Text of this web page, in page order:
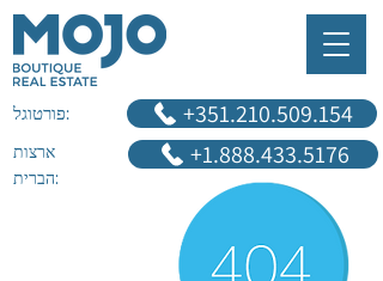
+1.888.433.5176
‎+351.210.509.154 פורטוגל:
ארצות
הברית: